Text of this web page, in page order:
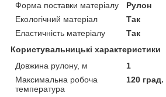
Форма поставки матеріалу
Рулон
Екологічний матеріал
Так
Еластичність матеріалу
Так
Користувальницькі характеристики
Довжина рулону, м
1
Максимальна робоча
температура
120 град.